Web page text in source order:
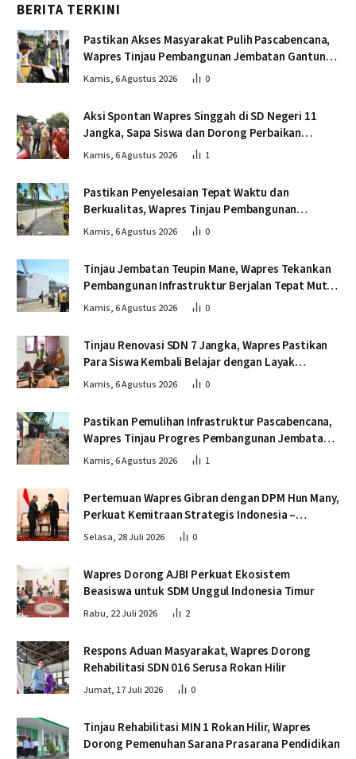
BERITA TERKINI
Pastikan Akses Masyarakat Pulih Pascabencana,
Wapres Tinjau Pembangunan Jembatan Gantung
Kendawi
Kamis, 6 Agustus 2026 0
Aksi Spontan Wapres Singgah di SD Negeri 11
Jangka, Sapa Siswa dan Dorong Perbaikan
Sekolah
Kamis, 6 Agustus 2026 1
Pastikan Penyelesaian Tepat Waktu dan
Berkualitas, Wapres Tinjau Pembangunan
Jembatan Lumut
Kamis, 6 Agustus 2026 0
Tinjau Jembatan Teupin Mane, Wapres Tekankan
Pembangunan Infrastruktur Berjalan Tepat Mutu
dan Tepat Waktu
Kamis, 6 Agustus 2026 0
Tinjau Renovasi SDN 7 Jangka, Wapres Pastikan
Para Siswa Kembali Belajar dengan Layak
Pascabencana
Kamis, 6 Agustus 2026 0
Pastikan Pemulihan Infrastruktur Pascabencana,
Wapres Tinjau Progres Pembangunan Jembatan
Krueng Tingkeum Bireuen
Kamis, 6 Agustus 2026 1
Pertemuan Wapres Gibran dengan DPM Hun Many,
Perkuat Kemitraan Strategis Indonesia –
Kamboja
Selasa, 28 Juli 2026 0
Wapres Dorong AJBI Perkuat Ekosistem
Beasiswa untuk SDM Unggul Indonesia Timur
Rabu, 22 Juli 2026 2
Respons Aduan Masyarakat, Wapres Dorong
Rehabilitasi SDN 016 Serusa Rokan Hilir
Jumat, 17 Juli 2026 0
Tinjau Rehabilitasi MIN 1 Rokan Hilir, Wapres
Dorong Pemenuhan Sarana Prasarana Pendidikan